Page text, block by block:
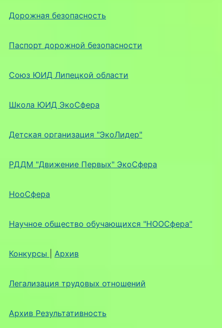
Дорожная безопасность
Паспорт дорожной безопасности
Союз ЮИД Липецкой области
Школа ЮИД ЭкоСфера
Детская организация "ЭкоЛидер"
РДДМ "Движение Первых" ЭкоСфера
НооСфера
Научное общество обучающихся "НООСфера"
Конкурсы Архив
Легализация трудовых отношений
Архив Результативность